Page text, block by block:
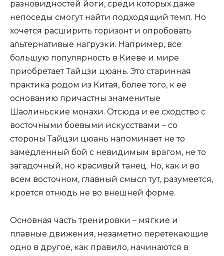
разновидностей йоги, среди которых даже
непоседы смогут найти подходящий темп. Но
хочется расширить горизонт и опробовать
альтернативые нагрузки. Например, все
большую популярность в Киеве и мире
приобретает Тайцзи цюань. Это старинная
практика родом из Китая, более того, к ее
основанию причастны знаменитые
Шаолиньские монахи. Отсюда и ее сходство с
восточными боевыми искусствами – со
стороны Тайцзи цюань напоминает не то
замедленный бой с невидимым врагом, не то
загадочный, но красивый танец. Но, как и во
всем восточном, главный смысл тут, разумеется,
кроется отнюдь не во внешней форме.
Основная часть тренировки – мягкие и
плавные движения, незаметно перетекающие
одно в другое, как правило, начинаются в